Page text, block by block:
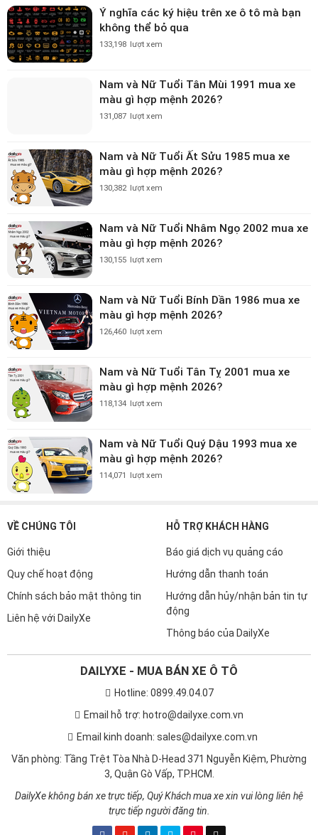
Ý nghĩa các ký hiệu trên xe ô tô mà bạn
không thể bỏ qua
133,198 lượt xem
Nam và Nữ Tuổi Tân Mùi 1991 mua xe
màu gì hợp mệnh 2026?
131,087 lượt xem
Nam và Nữ Tuổi Ất Sửu 1985 mua xe
màu gì hợp mệnh 2026?
130,382 lượt xem
Nam và Nữ Tuổi Nhâm Ngọ 2002 mua xe
màu gì hợp mệnh 2026?
130,155 lượt xem
Nam và Nữ Tuổi Bính Dần 1986 mua xe
màu gì hợp mệnh 2026?
126,460 lượt xem
Nam và Nữ Tuổi Tân Tỵ 2001 mua xe
màu gì hợp mệnh 2026?
118,134 lượt xem
Nam và Nữ Tuổi Quý Dậu 1993 mua xe
màu gì hợp mệnh 2026?
114,071 lượt xem
VỀ CHÚNG TÔI
Giới thiệu
Quy chế hoạt động
Chính sách bảo mật thông tin
Liên hệ với DailyXe
HỖ TRỢ KHÁCH HÀNG
Báo giá dịch vụ quảng cáo
Hướng dẫn thanh toán
Hướng dẫn hủy/nhận bản tin tự
động
Thông báo của DailyXe
DAILYXE - MUA BÁN XE Ô TÔ
Hotline: 0899.49.04.07
Email hỗ trợ: hotro@dailyxe.com.vn
Email kinh doanh: sales@dailyxe.com.vn
Văn phòng: Tầng Trệt Tòa Nhà D-Head 371 Nguyễn Kiệm, Phường
3, Quận Gò Vấp, TP.HCM.
DailyXe không bán xe trực tiếp, Quý Khách mua xe xin vui lòng liên hệ
trực tiếp người đăng tin.